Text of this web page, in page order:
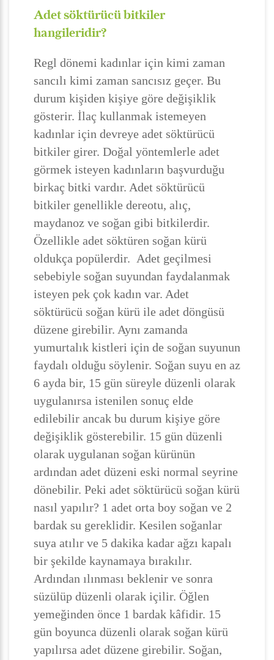
Adet söktürücü bitkiler
hangileridir?
Regl dönemi kadınlar için kimi zaman
sancılı kimi zaman sancısız geçer. Bu
durum kişiden kişiye göre değişiklik
gösterir. İlaç kullanmak istemeyen
kadınlar için devreye adet söktürücü
bitkiler girer. Doğal yöntemlerle adet
görmek isteyen kadınların başvurduğu
birkaç bitki vardır. Adet söktürücü
bitkiler genellikle dereotu, alıç,
maydanoz ve soğan gibi bitkilerdir.
Özellikle adet söktüren soğan kürü
oldukça popülerdir. Adet geçilmesi
sebebiyle soğan suyundan faydalanmak
isteyen pek çok kadın var. Adet
söktürücü soğan kürü ile adet döngüsü
düzene girebilir. Aynı zamanda
yumurtalık kistleri için de soğan suyunun
faydalı olduğu söylenir. Soğan suyu en az
6 ayda bir, 15 gün süreyle düzenli olarak
uygulanırsa istenilen sonuç elde
edilebilir ancak bu durum kişiye göre
değişiklik gösterebilir. 15 gün düzenli
olarak uygulanan soğan kürünün
ardından adet düzeni eski normal seyrine
dönebilir. Peki adet söktürücü soğan kürü
nasıl yapılır? 1 adet orta boy soğan ve 2
bardak su gereklidir. Kesilen soğanlar
suya atılır ve 5 dakika kadar ağzı kapalı
bir şekilde kaynamaya bırakılır.
Ardından ılınması beklenir ve sonra
süzülüp düzenli olarak içilir. Öğlen
yemeğinden önce 1 bardak kâfidir. 15
gün boyunca düzenli olarak soğan kürü
yapılırsa adet düzene girebilir. Soğan,